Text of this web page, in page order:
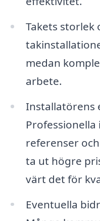
Takets storlek
medan
arbete.
Installatörens
referenser
ta ut högre
värt det för
Eventuella